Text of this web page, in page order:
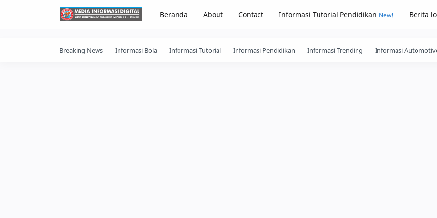
Beranda
About Contact Informasi Tutorial Pendidikan Berita
Breaking News Informasi Bola Informasi Tutorial Informasi Pendidikan Informasi Trending Informasi